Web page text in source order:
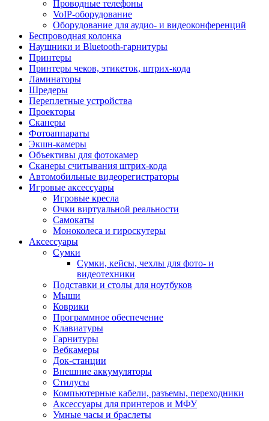
Проводные телефоны
VoIP-оборудование
Оборудование для аудио- и видеоконференций
Беспроводная колонка
Наушники и Bluetooth-гарнитуры
Принтеры
Принтеры чеков, этикеток, штрих-кода
Ламинаторы
Шредеры
Переплетные устройства
Проекторы
Сканеры
Фотоаппараты
Экшн-камеры
Объективы для фотокамер
Сканеры считывания штрих-кода
Автомобильные видеорегистраторы
Игровые аксессуары
Игровые кресла
Очки виртуальной реальности
Самокаты
Моноколеса и гироскутеры
Аксессуары
Сумки
Сумки, кейсы, чехлы для фото- и
видеотехники
Подставки и столы для ноутбуков
Мыши
Коврики
Программное обеспечение
Клавиатуры
Гарнитуры
Вебкамеры
Док-станции
Внешние аккумуляторы
Стилусы
Компьютерные кабели, разъемы, переходники
Аксессуары для принтеров и МФУ
Умные часы и браслеты